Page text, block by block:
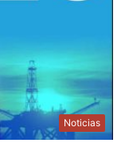
Noticias